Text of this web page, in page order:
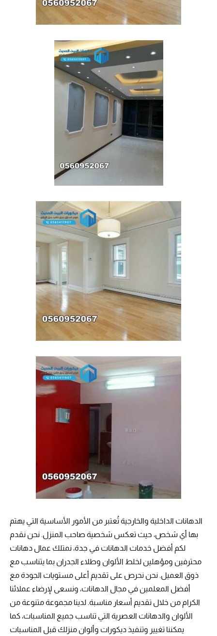
الدهانات الداخلية والخارجية تُعتبر من الأمور الأساسية التي يهتم
بها أي شخص، حيث تعكس شخصية صاحب المنزل. نحن نقدم
لكم أفضل خدمات الدهانات في جدة، نمتلك عمال دهانات
محترفين ومؤهلين لخلط الألوان وطلاء الجدران بما يتناسب مع
ذوق العميل. نحن نحرص على تقديم أعلى مستويات الجودة مع
أفضل المعلمين في مجال الدهانات، ونسعى لإرضاء عملائنا
الكرام من خلال تقديم أسعار مناسبة. لدينا مجموعة متنوعة من
الألوان والدهانات العصرية التي تناسب جميع المناسبات، كما
يمكننا تغيير وتنفيذ ديكورات وألوان منزلك قبل المناسبات